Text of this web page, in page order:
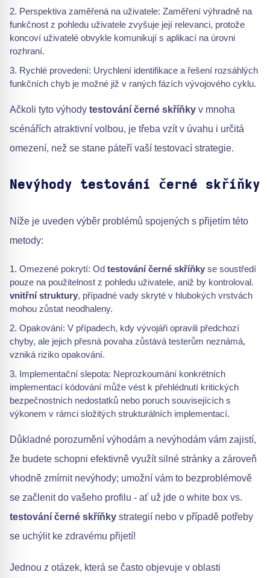
Perspektiva zaměřená na uživatele: Zaměření výhradně na
funkčnost z pohledu uživatele zvyšuje její relevanci, protože
koncoví uživatelé obvykle komunikují s aplikací na úrovni
rozhraní.
Rychlé provedení: Urychlení identifikace a řešení rozsáhlých
funkčních chyb je možné již v raných fázích vývojového cyklu.
Ačkoli tyto výhody testování černé skříňky v mnoha
scénářích atraktivní volbou, je třeba vzít v úvahu i určitá
omezení, než se stane páteří vaší testovací strategie.
Nevýhody testování černé skříňky
Níže je uveden výběr problémů spojených s přijetím této
metody:
Omezené pokrytí: Od testování černé skříňky se soustředí
pouze na použitelnost z pohledu uživatele, aniž by kontroloval.
vnitřní struktury, případné vady skryté v hlubokých vrstvách
mohou zůstat neodhaleny.
Opakování: V případech, kdy vývojáři opravili předchozí
chyby, ale jejich přesná povaha zůstává testerům neznámá,
vzniká riziko opakování.
Implementační slepota: Neprozkoumání konkrétních
implementací kódování může vést k přehlédnutí kritických
bezpečnostních nedostatků nebo poruch souvisejících s
výkonem v rámci složitých strukturálních implementací.
Důkladné porozumění výhodám a nevýhodám vám zajistí,
že budete schopni efektivně využít silné stránky a zároveň
vhodně zmírnit nevýhody; umožní vám to bezproblémově
se začlenit do vašeho profilu - ať už jde o white box vs.
testování černé skříňky strategií nebo v případě potřeby
se uchýlit ke zdravému přijetí!
Jednou z otázek, která se často objevuje v oblasti